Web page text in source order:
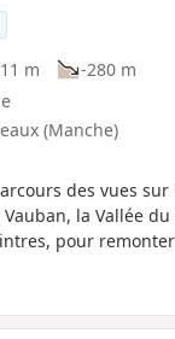
m
-280 m
(Manche)
des vues
la Vallée
pour
à Saint-Pair.